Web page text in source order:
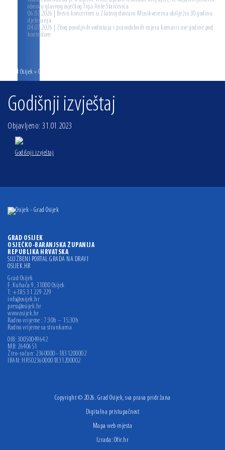
obnovu glavnog osječkog Trga Ante Starčevića
06.07.2026 | Brevis koncertom u Zlatnoj dvorani Musikvereina obilježio 30 godina
djelovanja
04.07.2026 | Zbog povoljnih vodostaja i pravodobnih mjera komarci ove godine pod
kontrolom
Grad Osijek » Godišnji izvještaj
Godišnji izvještaj
Objavljeno: 31.01.2023
Godišnji izvještaj
GRAD OSIJEK
OSJEČKO-BARANJSKA ŽUPANIJA
REPUBLIKA HRVATSKA
SLUŽBENI PORTAL GRADA NA DRAVI
OSIJEK.HR
Grad Osijek
F. Kuhača 9, 31000 Osijek
T: +385 31 229 229
info@osijek.hr
press@osijek.hr
www.osijek.hr
Radno vrijeme : 7:30h – 15:30h
Radno vrijeme sa strankama
OIB: 30050049642
MB: 2640651
Žiro-račun: 2360000–1831200002
IBAN: HR5023600001831200002
Copyright © 2026. Grad Osijek, sva prava pridržana
Digitalna pristupačnost
Mapa web mjesta
Izrada: Ofir.hr